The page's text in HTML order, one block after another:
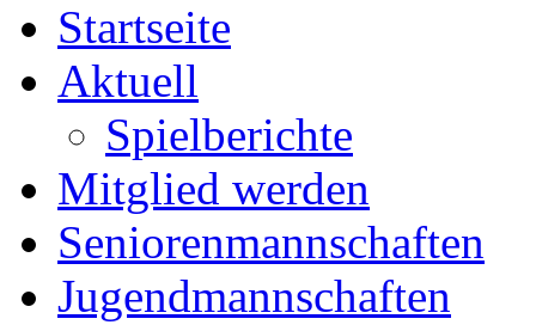
Startseite
Aktuell
Spielberichte
Mitglied werden
Seniorenmannschaften
Jugendmannschaften